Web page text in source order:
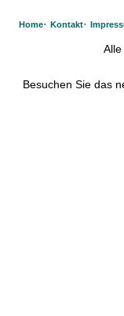
Home· Kontakt·
Besuchen Sie das